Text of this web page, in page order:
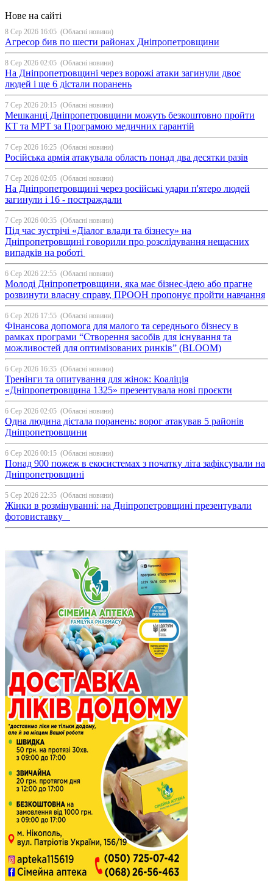
Нове на сайті
8 Сер 2026 16:05 (Обласні новини)
Агресор бив по шести районах Дніпропетровщини
8 Сер 2026 02:05 (Обласні новини)
На Дніпропетровщині через ворожі атаки загинули двоє
людей і ще 6 дістали поранень
7 Сер 2026 20:15 (Обласні новини)
Мешканці Дніпропетровщини можуть безкоштовно пройти
КТ та МРТ за Програмою медичних гарантій
7 Сер 2026 16:25 (Обласні новини)
Російська армія атакувала область понад два десятки разів
7 Сер 2026 02:05 (Обласні новини)
На Дніпропетровщині через російські удари п'ятеро людей
загинули і 16 - постраждали
7 Сер 2026 00:35 (Обласні новини)
Під час зустрічі «Діалог влади та бізнесу» на
Дніпропетровщині говорили про розслідування нещасних
випадків на роботі
6 Сер 2026 22:55 (Обласні новини)
Молоді Дніпропетровщини, яка має бізнес-ідею або прагне
розвинути власну справу, ПРООН пропонує пройти навчання
6 Сер 2026 17:55 (Обласні новини)
Фінансова допомога для малого та середнього бізнесу в
рамках програми “Створення засобів для існування та
можливостей для оптимізованих ринків” (BLOOM)
6 Сер 2026 16:35 (Обласні новини)
Тренінги та опитування для жінок: Коаліція
«Дніпропетровщина 1325» презентувала нові проєкти
6 Сер 2026 02:05 (Обласні новини)
Одна людина дістала поранень: ворог атакував 5 районів
Дніпропетровщини
6 Сер 2026 00:15 (Обласні новини)
Понад 900 пожеж в екосистемах з початку літа зафіксували на
Дніпропетровщині
5 Сер 2026 22:35 (Обласні новини)
Жінки в розмінуванні: на Дніпропетровщині презентували
фотовиставку